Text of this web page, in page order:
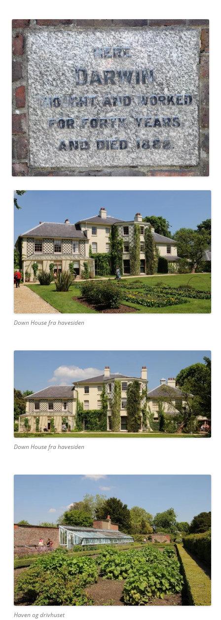
Down House fra havesiden
Down House fra havesiden
Haven og drivhuset